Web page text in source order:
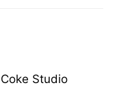
Coke Studio